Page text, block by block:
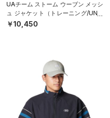
UAチーム ストーム ウーブン メッシ
ュ ジャケット（トレーニング/UNIS
EX）
￥10,450